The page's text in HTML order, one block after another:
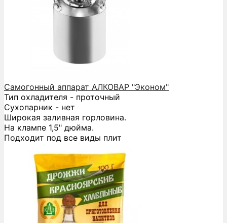
Самогонный аппарат АЛКОВАР "Эконом"
Тип охладителя - проточный
Сухопарник - нет
Широкая заливная горловина.
На клампе 1,5" дюйма.
Подходит под все виды плит